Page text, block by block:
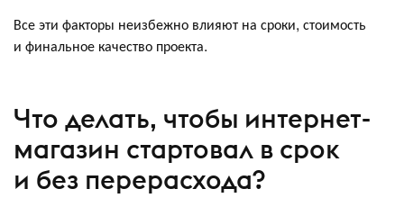
Все эти факторы неизбежно влияют на сроки, стоимость
и финальное качество проекта.
Что делать, чтобы интернет-
магазин стартовал в срок
и без перерасхода?